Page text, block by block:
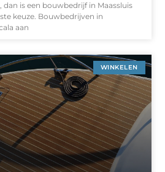
is een bouwbedrijf in Maassluis
keuze. Bouwbedrijven in
aan
WINKELEN